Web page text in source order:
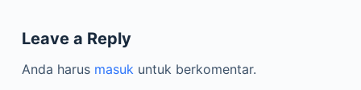
Leave a Reply
Anda harus masukuntuk berkomentar.